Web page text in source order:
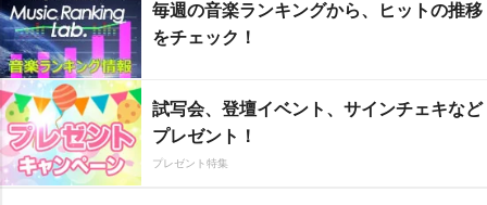
毎週の音楽ランキングから、ヒットの推移
をチェック！
試写会、登壇イベント、サインチェキなど
プレゼント！
プレゼント特集